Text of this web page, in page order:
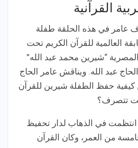
القرآنية
عامر في هذه الحلقة طفلة
العالمية للقرآن الكريم تحت
“شيرين محمد عبد الله”
عبد الله. ويناقش عامر الحاج
حفظ الطفلة شيرين للقرآن
تتصرف؟
انتظمت في الذهاب لدار تحفيظ
من العمر، وكان القرآن